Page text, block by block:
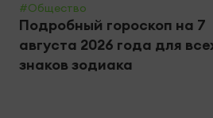
#Общество
Подробный гороскоп на 7
августа 2026 года для
знаков зодиака